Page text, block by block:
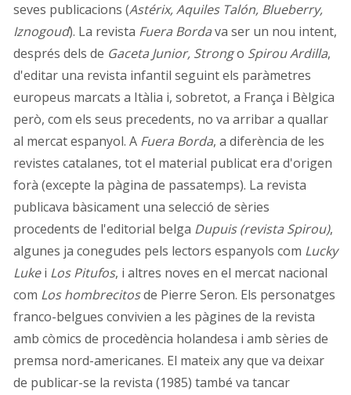
seves publicacions (Astérix, Aquiles Talón, Blueberry,
Iznogoud). La revista Fuera Bordava ser un nou intent,
després dels de Gaceta Junior, Strongo Spirou Ardilla,
d'editar una revista infantil seguint els paràmetres
europeus marcats a Itàlia i, sobretot, a França i Bèlgica
però, com els seus precedents, no va arribar a quallar
al mercat espanyol. A Fuera Borda, a diferència de les
revistes catalanes, tot el material publicat era d'origen
forà (excepte la pàgina de passatemps). La revista
publicava bàsicament una selecció de sèries
procedents de l'editorial belga Dupuis (revista Spirou),
algunes ja conegudes pels lectors espanyols com Lucky
Lukei Los Pitufos, i altres noves en el mercat nacional
com Los hombrecitosde Pierre Seron. Els personatges
franco-belgues convivien a les pàgines de la revista
amb còmics de procedència holandesa i amb sèries de
premsa nord-americanes. El mateix any que va deixar
de publicar-se la revista (1985) també va tancar